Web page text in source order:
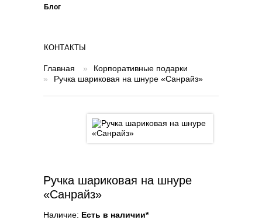
Блог
КОНТАКТЫ
Главная »
Корпоративные подарки
»
Ручка шариковая на шнуре «Санрайз»
Ручка шариковая на шнуре
«Санрайз»
Наличие: Есть в наличии*